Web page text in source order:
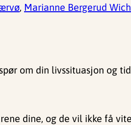
, Marianne Bergerud
om din livssituasjon og
dine, og de vil ikke få